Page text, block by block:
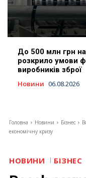
До 500 млн грн
розкрило умови
виробників зброї
Новини 06.08.2026